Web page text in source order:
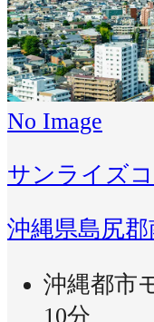
No Image
サンライズ
沖縄県島尻
沖縄都市
10分